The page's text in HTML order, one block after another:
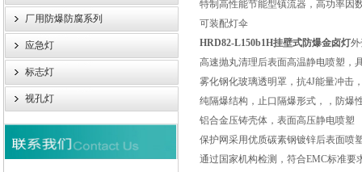
厂用防爆防腐系列
应急灯
标志灯
视孔灯
特制高性能节能型镇流器，高功率因
可装配灯伞
HRD82-L150b1H挂壁式防爆金卤灯
高速抛丸清理后表面高温静电喷塑，
雾化钢化玻璃透明罩，抗4J能量冲击
纯隔爆结构，止口隔爆形式，，防爆
铝合金压铸壳体，表面高压静电喷塑
保护网采用优质碳素钢镀锌后表面喷
通过国家机构检测，符合EMC标准要